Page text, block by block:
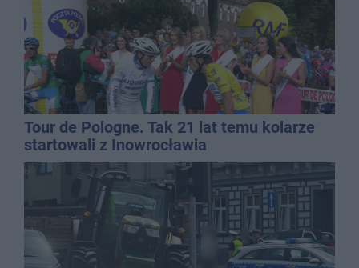
Tour de Pologne. Tak 21 lat temu kolarze
startowali z Inowrocławia